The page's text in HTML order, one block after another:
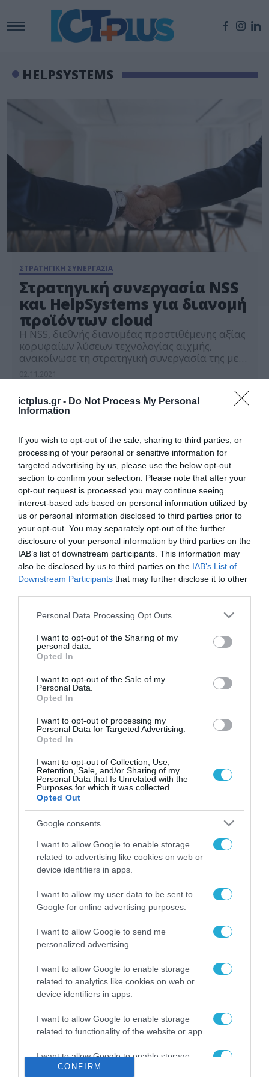
ictplus.gr - Do Not Process My Personal
Information
If you wish to opt-out of the sale, sharing to third parties, or
processing of your personal or sensitive information for
targeted advertising by us, please use the below opt-out
section to confirm your selection. Please note that after your
opt-out request is processed you may continue seeing
interest-based ads based on personal information utilized by
us or personal information disclosed to third parties prior to
your opt-out. You may separately opt-out of the further
disclosure of your personal information by third parties on the
IAB’s list of downstream participants. This information may
also be disclosed by us to third parties on the IAB’s List of
Downstream Participants that may further disclose it to other
Please note that this website/app uses one or more Google
not limited to your visit or usage behaviour. You may click to
grant or deny consent to Google and its third-party tags to
use your data for below specified purposes in below Google
consent section.
Personal Data Processing Opt Outs
I want to opt-out of the Sharing of my
personal data.
Opted In
I want to opt-out of the Sale of my
Personal Data.
Opted In
I want to opt-out of processing my
Personal Data for Targeted Advertising.
Opted In
I want to opt-out of Collection, Use,
Retention, Sale, and/or Sharing of my
Personal Data that Is Unrelated with the
Purposes for which it was collected.
Opted Out
Google consents
I want to allow Google to enable storage
related to advertising like cookies on web or
device identifiers in apps.
I want to allow my user data to be sent to
Google for online advertising purposes.
I want to allow Google to send me
personalized advertising.
I want to allow Google to enable storage
related to analytics like cookies on web or
device identifiers in apps.
I want to allow Google to enable storage
related to functionality of the website or app.
I want to allow Google to enable storage
related to personalization.
CONFIRM
HELPSYSTEMS
ΣΤΡΑΤΗΓΙΚΗ ΣΥΝΕΡΓΑΣΙΑ
Στρατηγική συνεργασία NSS
και HelpSystems για διανομή
προϊόντων cloud
Η NSS, διεθνής διανομέας προστιθέμενης αξίας
κορυφαίων λύσεων τεχνολογίας αιχμής,
ανακοίνωσε τη στρατηγική συνεργασία της με
πληροφοριών και λογισμικού με έδρα τις ΗΠΑ.
Η HelpSystems είναι μια ανθρωποκεντρική
εταιρεία λογισμικού που επικεντρώνεται στη
βοήθεια οργανισμών για ένα καλύτερο
διανομή των λύσεων της HelpSystems […]
ΡΟΗ ΕΙΔΗΣΕΩΝ
Το χρηματοδοτούμενο
από την ΕΕ έργο “The
Gaming Police”
ενισχύει την ασφάλεια
των παιδιών στο
31.07.2026
ΑΑΔΕ: Διευκρινίσεις
για τα πρόστιμα σε
παραβάσεις που
31.07.2026
Τεχνητή Νοημοσύνη
δεν είναι απλώς μια
νέα τεχνολογία, είναι
επανάσταση»
31.07.2026
Νέος οδηγός του ΕΚΤ
για τη χρηματοδότηση
των ελληνικών
επιχειρήσεων στον
χώρο της άμυνας